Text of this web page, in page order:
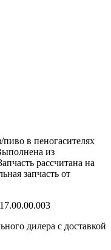
в пеногасителях
из
рассчитана на
запчасть от
дилера с доставкой